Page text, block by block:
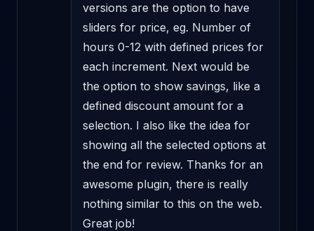
versions are the option to have
sliders for price, eg. Number of
hours 0-12 with defined prices for
each increment. Next would be
the option to show savings, like a
defined discount amount for a
selection. I also like the idea for
showing all the selected options at
the end for review. Thanks for an
awesome plugin, there is really
nothing similar to this on the web.
Great job!